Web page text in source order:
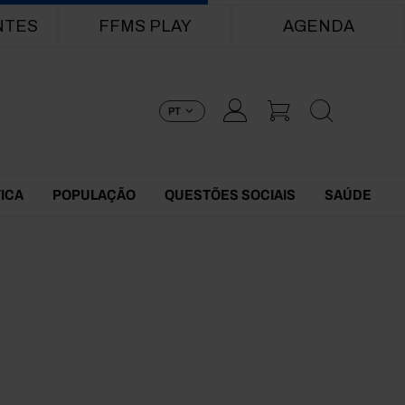
FFMS PLAY AGENDA
PT
POPULAÇÃO QUESTÕES SOCIAIS SAÚDE